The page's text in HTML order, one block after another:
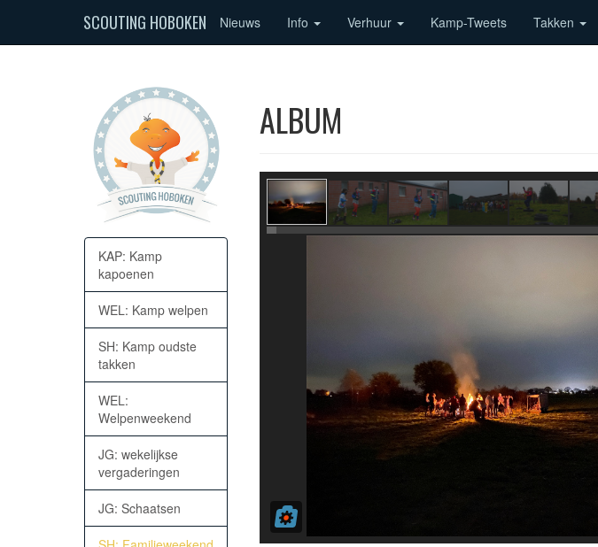
SCOUTING HOBOKEN Nieuws Info Verhuur Kamp-Tweets Takken
KAP: Kamp
kapoenen
WEL: Kamp welpen
SH: Kamp oudste
takken
WEL:
Welpenweekend
JG: wekelijkse
vergaderingen
JG: Schaatsen
ALBUM